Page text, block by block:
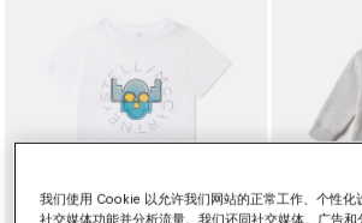
我们使用 Cookie 以允许我们网站的正常工作、个性化
社交媒体功能并分析流量。我们还同社交媒体、广告